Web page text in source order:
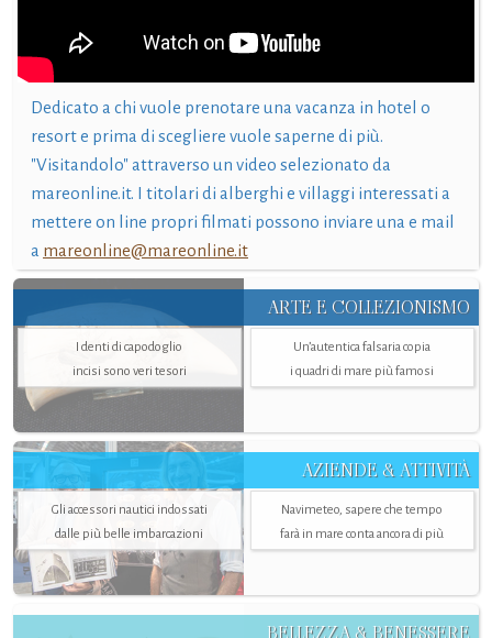
Dedicato a chi vuole prenotare una vacanza in hotel o
resort e prima di scegliere vuole saperne di più.
"Visitandolo" attraverso un video selezionato da
mareonline.it. I titolari di alberghi e villaggi interessati a
mettere on line propri filmati possono inviare una e mail
a mareonline@mareonline.it
ARTE E COLLEZIONISMO
I denti di capodoglio
incisi sono veri tesori
Un’autentica falsaria copia
i quadri di mare più famosi
AZIENDE & ATTIVITÀ
Gli accessori nautici indossati
dalle più belle imbarcazioni
Navimeteo, sapere che tempo
farà in mare conta ancora di più
BELLEZZA & BENESSERE